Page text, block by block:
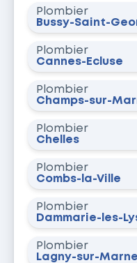
Plombier
Bussy-Saint-
Plombier
Cannes-Écluse
Plombier
Champs-sur-
Plombier
Chelles
Plombier
Combs-la-Ville
Plombier
Dammarie-les-
Plombier
Lagny-sur-Marne